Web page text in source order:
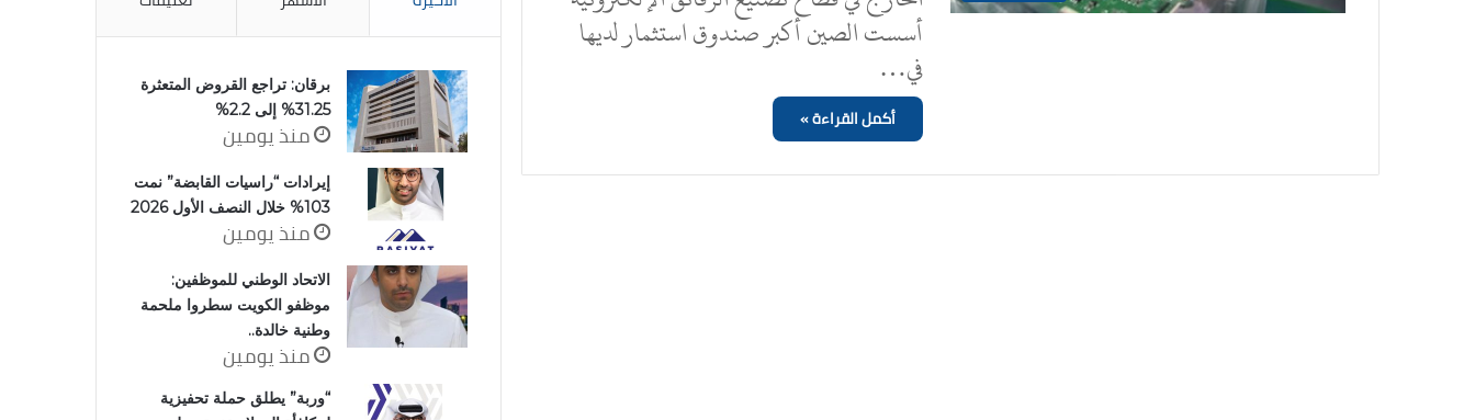
أسست الصين أكبر صندوق استثمار لديها
في…
أكمل القراءة »
برقان: تراجع القروض المتعثرة
31.25% إلى 2.2%
منذ يومين
إيرادات “راسيات القابضة” نمت
103% خلال النصف الأول 2026
منذ يومين
الاتحاد الوطني للموظفين:
موظفو الكويت سطروا ملحمة
وطنية خالدة..
منذ يومين
“وربة” يطلق حملة تحفيزية